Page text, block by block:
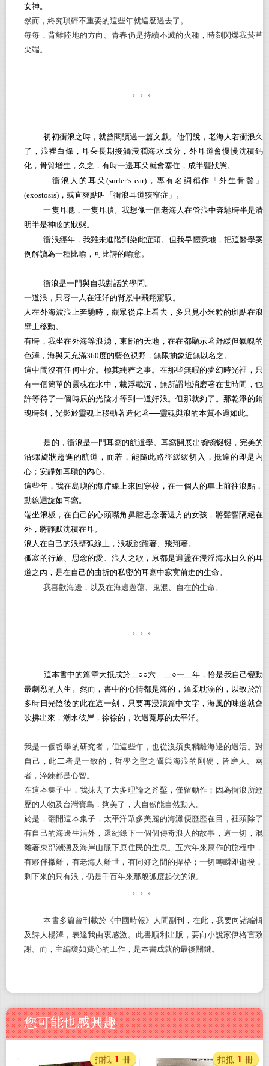
女神。
然而，終究瑣碎不重要的這些年就這麼過去了。
每每，背離陸地的方向。青春仍是持續不滅的火種，時刻閃爍我菸草
尖端。
。。。
初初衝浪之時，就曾閱讀過一篇文獻。他們說，老海人若衝浪久
了，浪裡白條，耳朵長期接觸浸潤海水成分，外耳道會慢慢沈積鈣
化，骨質增生，久之，有時一邊耳朵就會塞住，成半聾狀態。
衝浪人的耳朵(surfer’s ear)，專有名詞稱作「外生骨贅」
(exostosis) ，或直爽點叫「衝浪耳道狹窄症」。
一隻耳聰，一隻耳聵。我想像一個老海人在管浪中奔馳時半是清
明半是神眩的狀態。
衝浪經年，我雖未進階到染此症頭。但我早愜意地，把這醫學案
例解讀為一種比喻，可比詩的喻意。
衝浪是一門與自我對話的學問。
一道浪，只容一人在汪洋的背景中飛翔駕馭。
人在外海波浪上奔馳時，觀眾從岸上看去，多只見小米粒的斑點在浪
壁上移動。
有時，我坐在外海等浪湧，東部的天地，在在都顯示著舒緩但氣魄的
色澤，海與天充滿360度的藍色視野，無限抽象近無以名之。
這中間沒有任何中介。極其純粹之事。在那些無暇的夢幻時光裡，只
有一個簡單的靈魂在水中，載浮載沉，無所謂地消磨著在世時間，也
許等待了一個時辰的光陰才等到一道好浪。但那就夠了。那乾淨的銷
魂時刻，光影於靈魂上移動著造化著──靈魂與浪的本質不過如此。
是的，衝浪是一門耳窩的航道學。耳窩開展出蜿蜿蜒蜒，完美的
沿螺旋狀趨進的航道，而若，能隨此路徑緩緩切入，抵達的即是內
心；安靜如耳聵的內心。
這些年，我在島嶼的海岸線上來回穿梭，在一個人的車上前往浪點，
動線迴旋如耳窩。
端坐浪板，在自己的心頭嘴角鼻腔思念著遠方的女孩，將聲響隔絕在
外，將靜默沈積在耳。
浪人在自己的浪壁弧線上，浪板跳躍著、飛翔著。
孤寂的行旅、思念的愛、浪人之歌，原都是迴盪在浸淫海水日久的耳
道之內，是在自己的曲折的私密的耳窩中寂寞前進的生命。
我喜歡海邊，以及在海邊遊蕩、鬼混、自在的生命。
。。。
這本書中的篇章大抵成於二○○六―二 ○一二年，恰是我自己變動
最劇烈的人生。然而，書中的心情都是海的，溫柔耽溺的，以致於許
多時日光陰後的此在這一刻，只要再浸漬篇中文字，海風的味道就會
吹拂出來，潮水彼岸，徐徐的，吹過寬厚的太平洋。
我是一個哲學的研究者，但這些年，也從沒須臾稍離海邊的過活。對
自己，此二者是一致的，哲學之堅之礪與海浪的剛硬，皆磨人。兩
者，淬鍊都是心智。
在這本集子中，我抹去了大多理論之斧鑿，僅留動作；因為衝浪所經
歷的人物及台灣寶島，夠美了，大自然能自然動人。
於是，翻開這本集子 ，太平洋眾多美麗的海灘便歷歷在目，裡頭除了
有自己的海邊生活外，還紀錄下一個個傳奇浪人的故事，這一切，混
雜著東部潮湧及海岸山脈下原住民的生息。五六年來寫作的旅程中，
有夥伴撤離，有老海人離世，有同好之間的捍格；一切轉瞬即逝後，
剩下來的只有浪，仍是千百年來那般弧度起伏的浪。
。。。
本書多篇曾刊載於《中國時報》人間副刊，在此，我要向諸編輯
及詩人楊澤，表達我由衷感激。此書順利出版，要向小說家伊格言致
謝。而，主編瓊如費心的工作，是本書成就的最後關鍵。
您可能也感興趣
扣抵 1 冊 扣抵 1 冊